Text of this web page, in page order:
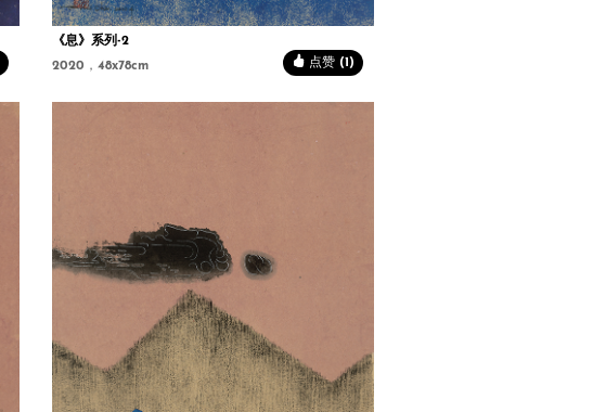
《息》系列-2
2020，48x78cm
点赞 (1)